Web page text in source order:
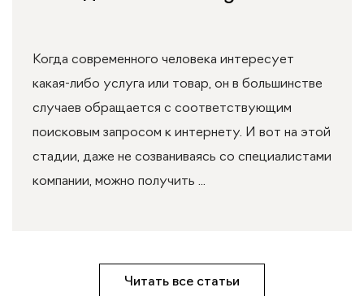
Когда современного человека интересует
какая-либо услуга или товар, он в большинстве
случаев обращается с соответствующим
поисковым запросом к интернету. И вот на этой
стадии, даже не созваниваясь со специалистами
компании, можно получить ...
Читать все статьи